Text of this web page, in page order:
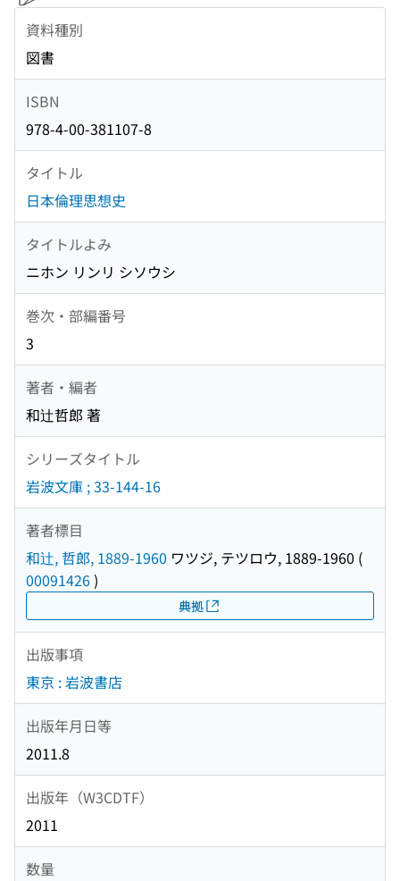
資料種別
図書
ISBN
978-4-00-381107-8
タイトル
日本倫理思想史
タイトルよみ
ニホン リンリ シソウシ
巻次・部編番号
3
著者・編者
和辻哲郎 著
シリーズタイトル
岩波文庫 ; 33-144-16
著者標目
和辻, 哲郎, 1889-1960 ワツジ, テツロウ, 1889-1960 (
00091426)
典拠
出版事項
東京 : 岩波書店
出版年月日等
2011.8
出版年（W3CDTF）
2011
数量